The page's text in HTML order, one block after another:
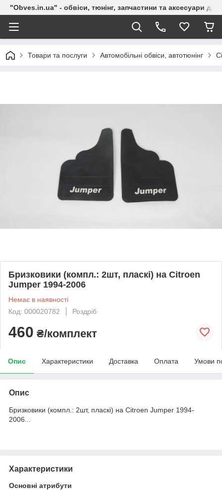
"Obves.in.ua" - обвіси, тюнінг, запчастини та аксесуари
Товари та послуги Автомобільні обвіси, автотюнінг
Бризковики (компл.: 2шт, пласкі) на Citroen
Jumper 1994-2006
Немає в наявності
Код: 000020782
Роздріб
460 ₴/комплект
Опис Характеристики Доставка Оплата Умови
Опис
Бризковики (компл.: 2шт, пласкі) на Citroen Jumper 1994-
2006...
Характеристики
Основні атрибути